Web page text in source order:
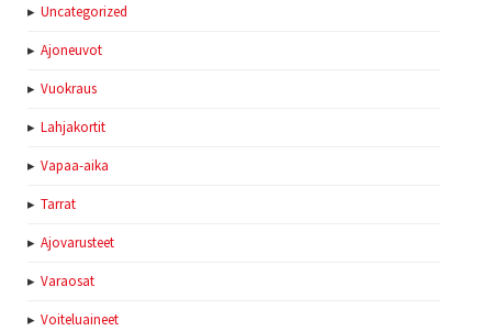
Uncategorized
Ajoneuvot
Vuokraus
Lahjakortit
Vapaa-aika
Tarrat
Ajovarusteet
Varaosat
Voiteluaineet